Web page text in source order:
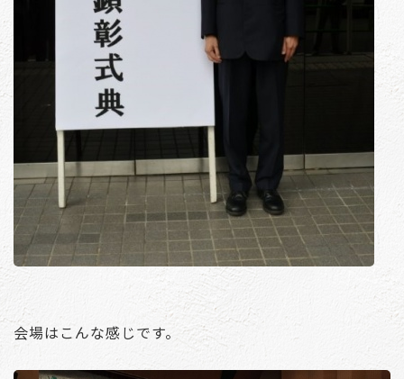
会場はこんな感じです。